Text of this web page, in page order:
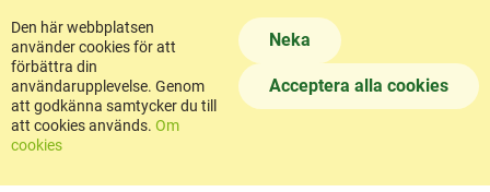
Den här webbplatsen
använder cookies för att
förbättra din
användarupplevelse. Genom
att godkänna samtycker du till
att cookies används. Om
cookies
Neka
Acceptera alla cookies